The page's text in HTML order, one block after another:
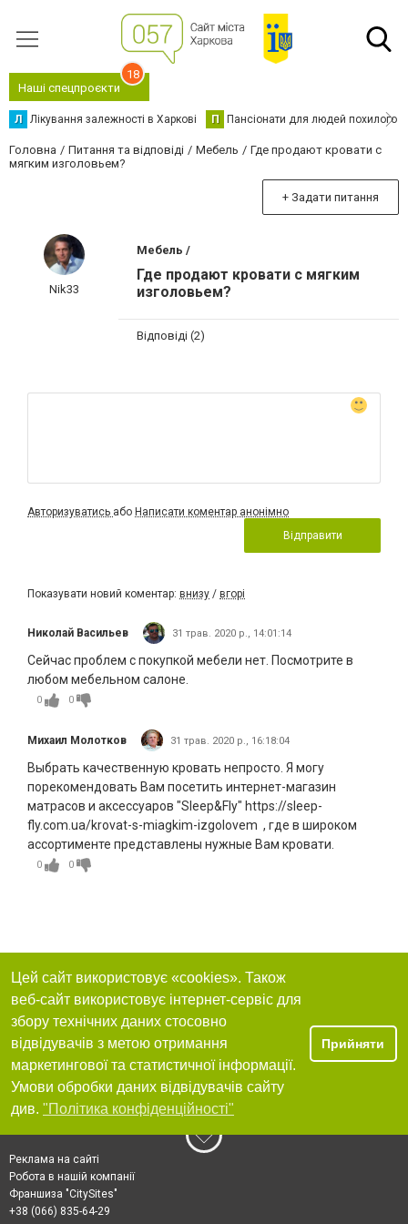
Наші спецпроєкти
18
Л Лікування залежності в Харкові П Пансіонати для людей похилого
Головна Питання та відповіді Мебель
Где продают кровати с
мягким изголовьем?
+ Задати питання
Nik33
Мебель /
Где продают кровати с мягким
изголовьем?
Відповіді (2)
Авторизуватись або Написати коментар анонімно
Відправити
Показувати новий коментар: внизу / вгорі
Николай Васильев 31 трав. 2020 р., 14:01:14
Сейчас проблем с покупкой мебели нет. Посмотрите в
любом мебельном салоне.
0 0
Михаил Молотков 31 трав. 2020 р., 16:18:04
Выбрать качественную кровать непросто. Я могу
порекомендовать Вам посетить интернет-магазин
матрасов и аксессуаров "Sleep&Fly" https://sleep-
fly.com.ua/krovat-s-miagkim-izgolovem , где в широком
ассортименте представлены нужные Вам кровати.
0 0
Цей сайт використовує «cookies». Також
веб-сайт використовує інтернет-сервіс для
збору технічних даних стосовно
відвідувачів з метою отримання
маркетингової та статистичної інформації.
Умови обробки даних відвідувачів сайту
див. "Політика конфіденційності"
Прийняти
Реклама на сайті
Робота в нашій компанії
Франшиза "CitySites"
+38 (066) 835-64-29